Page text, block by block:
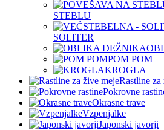
STEBLU
SOLITER
POM POM
KROGLA
Rastline za
Pokrovne
Okrasne trave
Vzpenjalke
Japonski javorji